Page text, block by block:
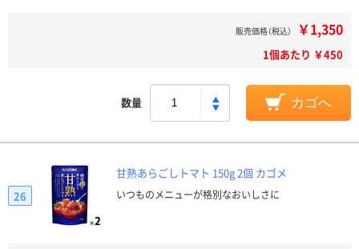
販売価格（税込） ￥1,350
1個あたり ￥450
数量 カゴへ
甘熟あらごしトマト 150g 2個 カゴメ
いつものメニューが格別なおいしさに
26